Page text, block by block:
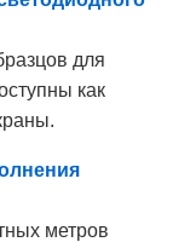
для
как
метров